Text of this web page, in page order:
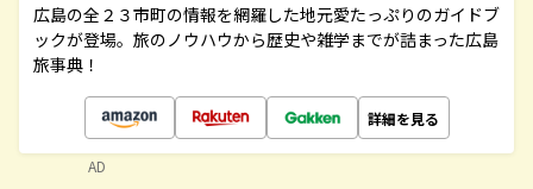
広島の全２３市町の情報を網羅した地元愛たっぷりのガイドブ
ックが登場。旅のノウハウから歴史や雑学までが詰まった広島
旅事典！
詳細を見る
AD